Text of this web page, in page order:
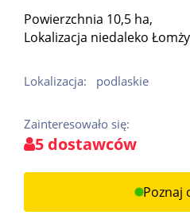
Powierzchnia 10,5 ha,
Lokalizacja niedaleko Łomży
Lokalizacja: podlaskie
Zainteresowało się:
5 dostawców
Poznaj